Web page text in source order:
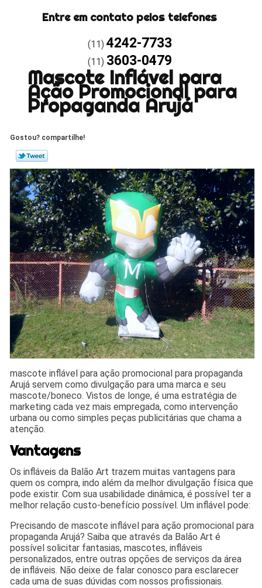
Entre em contato pelos telefones
(11) 4242-7733
(11) 3603-0479
Mascote Inflável para
Ação Promocional para
Propaganda Arujá
Gostou? compartilhe!
mascote inflável para ação promocional para propaganda
Arujá servem como divulgação para uma marca e seu
mascote/boneco. Vistos de longe, é uma estratégia de
marketing cada vez mais empregada, como intervenção
urbana ou como simples peças publicitárias que chama a
atenção.
Vantagens
Os infláveis da Balão Art trazem muitas vantagens para
quem os compra, indo além da melhor divulgação física que
pode existir. Com sua usabilidade dinâmica, é possível ter a
melhor relação custo-benefício possível. Um inflável pode:
Precisando de mascote inflável para ação promocional para
propaganda Arujá? Saiba que através da Balão Art é
possível solicitar fantasias, mascotes, infláveis
personalizados, entre outras opções de serviços da área
de infláveis. Não deixe de falar conosco para esclarecer
cada uma de suas dúvidas com nossos profissionais.